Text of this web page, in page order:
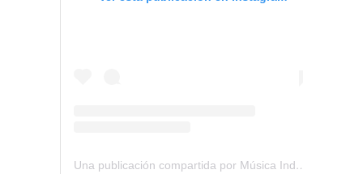
Una publicación compartida por Música Independiente Perú 🇵🇪 (@musica.independiente.peru)